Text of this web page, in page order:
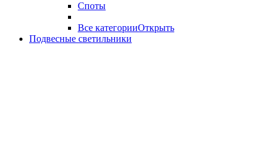
Споты
Все категорииОткрыть
Подвесные светильники